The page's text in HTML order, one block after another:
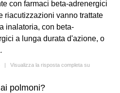
con farmaci beta-adrenergici
riacutizzazioni vanno trattate
inalatoria, con beta-
a lunga durata d'azione, o
| Visualizza la risposta completa su
polmoni?